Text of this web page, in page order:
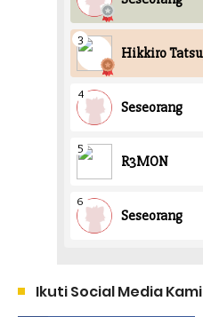
Ikuti Social Media Kami